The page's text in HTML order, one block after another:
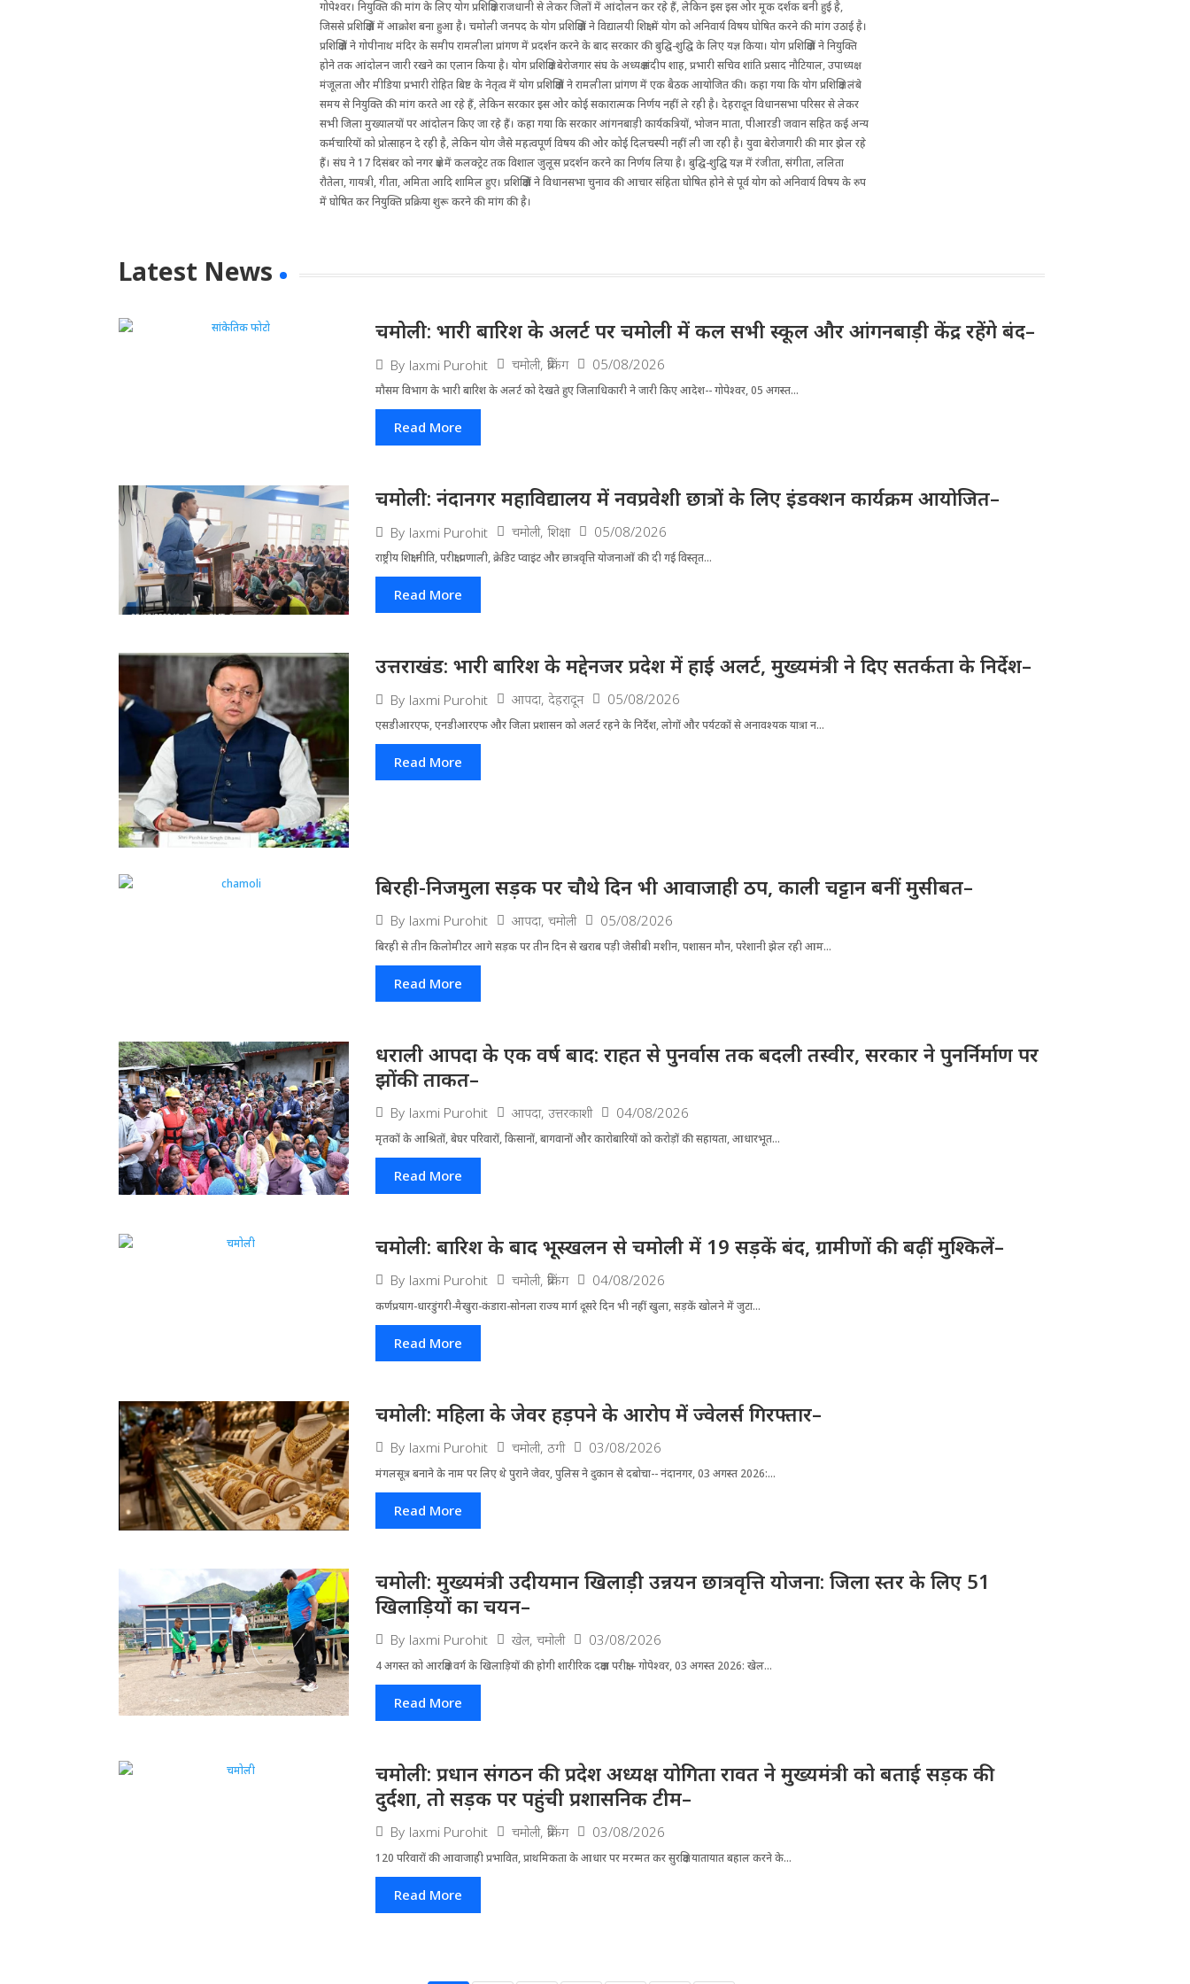
गोपेश्वर। नियुक्ति की मांग के लिए योग प्रशिक्षित ‌राजधानी से लेकर जिलों में आंदोलन कर रहे हैं, लेकिन इस इस ओर मूक दर्शक बनी हुई है,
जिससे प्रशिक्षितों में आक्रोश बना हुआ है। चमोली जनपद के योग प्रशिक्षितों ने विद्यालयी शिक्षा में योग को अनिवार्य विषय घोषित करने की मांग उठाई है।
प्रशिक्षितों ने गोपीनाथ मंदिर के समीप रामलीला प्रांगण में प्रदर्शन करने के बाद सरकार की बुद्घि-शुद्घि के लिए यज्ञ किया। ‌योग प्रशिक्षितों ने नियुक्ति
होने तक आंदोलन जारी रखने का एलान किया है। योग प्रशिक्षित बेरोजगार संघ के अध्यक्ष संदीप शाह, प्रभारी सचिव शांति प्रसाद नौटियाल, उपाध्यक्ष
मंजूलता और मीडिया प्रभारी रोहित बिष्ट के नेतृत्व में योग प्रशिक्षितों ने रामलीला प्रांगण में एक बैठक आयोजित की। कहा गया कि योग प्रशिक्षित लंबे
समय से नियुक्ति की मांग करते आ रहे हैं, लेकिन सरकार इस ओर कोई सकारात्मक निर्णय नहीं ले रही है। देहरादून विधानसभा परिसर से लेकर
सभी जिला मुख्यालयों पर आंदोलन किए जा रहे हैं। कहा गया कि सरकार आंगनबाड़ी कार्यकत्रियों, भोजन माता, पीआरडी जवान सहित कई अन्य
कर्मचारियों को प्रोत्साहन दे रही है, लेकिन योग जैसे महत्वपूर्ण विषय की ओर कोई दिलचस्पी नहीं ली जा रही है। युवा बेरोजगारी की मार झेल रहे
हैं। संघ ने 17 दिसंबर को नगर क्षेत्र में कलक्ट्रेट तक विशाल जुलूस प्रदर्शन करने का निर्णय लिया है। बुद्घि-शुद्घि यज्ञ में रंजीता, संगीता, ललिता
रौतेला, गायत्री, गीता, अमिता आदि शामिल हुए। प्रशिक्षितों ने विधानसभा चुनाव की आचार संहिता घोषित होने से पूर्व योग को अनिवार्य विषय के रुप
में घोषित कर नियुक्ति प्रक्रिया शुरू करने की मांग की है।
Latest News
चमोली: भारी बारिश के अलर्ट पर चमोली में कल सभी स्कूल और आंगनबाड़ी केंद्र रहेंगे बंद–
By laxmi Purohit चमोली, ब्रेकिंग 05/08/2026
मौसम विभाग के भारी बारिश के अलर्ट को देखते हुए जिला​धिकारी ने जारी किए आदेश-- गोपेश्वर, 05 अगस्त...
Read More
चमोली: नंदानगर महाविद्यालय में नवप्रवेशी छात्रों के लिए इंडक्शन कार्यक्रम आयोजित–
By laxmi Purohit चमोली, शिक्षा 05/08/2026
राष्ट्रीय शिक्षा नीति, परीक्षा प्रणाली, क्रेडिट प्वाइंट और छात्रवृत्ति योजनाओं की दी गई विस्तृत...
Read More
उत्तराखंड: भारी बारिश के मद्देनजर प्रदेश में हाई अलर्ट, मुख्यमंत्री ने दिए सतर्कता के निर्देश–
By laxmi Purohit आपदा, देहरादून 05/08/2026
एसडीआरएफ, एनडीआरएफ और जिला प्रशासन को अलर्ट रहने के निर्देश, लोगों और पर्यटकों से अनावश्यक यात्रा न...
Read More
बिरही-निजमुला सड़क पर चौथे दिन भी आवाजाही ठप, काली चट्टान बनीं मुसीबत–
By laxmi Purohit आपदा, चमोली 05/08/2026
बिरही से तीन किलोमीटर आगे सड़क पर तीन दिन से खराब पड़ी जेसीबी मशीन, पशासन मौन, परेशानी झेल रही आम...
Read More
धराली आपदा के एक वर्ष बाद: राहत से पुनर्वास तक बदली तस्वीर, सरकार ने पुनर्निर्माण पर
झोंकी ताकत–
By laxmi Purohit आपदा, उत्तरकाशी 04/08/2026
मृतकों के आश्रितों, बेघर परिवारों, किसानों, बागवानों और कारोबारियों को करोड़ों की सहायता, आधारभूत...
Read More
चमोली: बारिश के बाद भूस्खलन से चमोली में 19 सड़कें बंद, ग्रामीणों की बढ़ीं मुश्किलें–
By laxmi Purohit चमोली, ब्रेकिंग 04/08/2026
कर्णप्रयाग-धारडुंगरी-मैखुरा-कंडारा-सोनला राज्य मार्ग दूसरे दिन भी नहीं खुला, सड़कें खोलने में जुटा...
Read More
चमोली: महिला के जेवर हड़पने के आरोप में ज्वेलर्स गिरफ्तार–
By laxmi Purohit चमोली, ठगी 03/08/2026
मंगलसूत्र बनाने के नाम पर लिए थे पुराने जेवर, पुलिस ने दुकान से दबोचा-- नंदानगर, 03 अगस्त 2026:...
Read More
चमोली: मुख्यमंत्री उदीयमान खिलाड़ी उन्नयन छात्रवृत्ति योजना: जिला स्तर के लिए 51
खिलाड़ियों का चयन–
By laxmi Purohit खेल, चमोली 03/08/2026
4 अगस्त को आरक्षित वर्ग के खिलाड़ियों की होगी शारीरिक दक्षता परीक्षा-- गोपेश्वर, 03 अगस्त 2026: खेल...
Read More
चमोली: प्रधान संगठन की प्रदेश अध्यक्ष योगिता रावत ने मुख्यमंत्री को बताई सड़क की
दुर्दशा, तो सड़क पर पहुंची प्रशासनिक टीम–
By laxmi Purohit चमोली, ब्रेकिंग 03/08/2026
120 परिवारों की आवाजाही प्रभावित, प्राथमिकता के आधार पर मरम्मत कर सुरक्षित यातायात बहाल करने के...
Read More